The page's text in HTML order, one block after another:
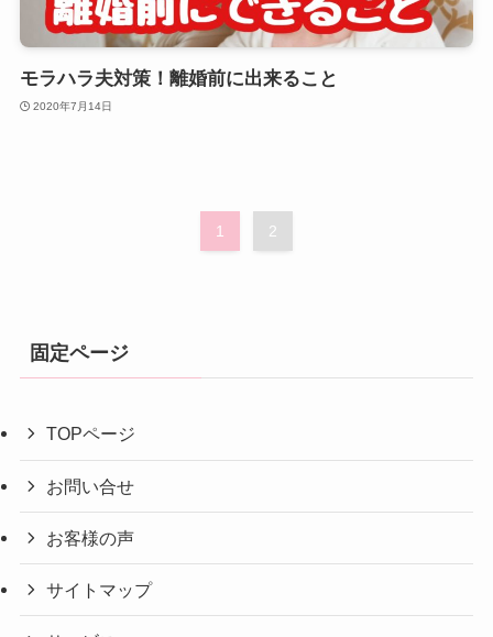
モラハラ夫対策！離婚前に出来ること
2020年7月14日
1 2
固定ページ
TOPページ
お問い合せ
お客様の声
サイトマップ